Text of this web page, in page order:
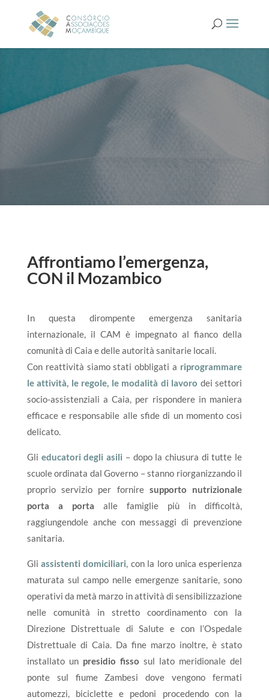
Affrontiamo l’emergenza,
CON il Mozambico
In questa dirompente emergenza sanitaria
internazionale, il CAM è impegnato al fianco della
comunità di Caia e delle autorità sanitarie locali.
Con reattività siamo stati obbligati a riprogrammare
le attività, le regole, le modalità di lavoro dei settori
socio-assistenziali a Caia, per rispondere in maniera
efficace e responsabile alle sfide di un momento così
delicato.
Gli educatori degli asili – dopo la chiusura di tutte le
scuole ordinata dal Governo – stanno riorganizzando il
proprio servizio per fornire supporto nutrizionale
porta a porta alle famiglie più in difficoltà,
raggiungendole anche con messaggi di prevenzione
sanitaria.
Gliassistenti domiciliari, con la loro unica esperienza
maturata sul campo nelle emergenze sanitarie, sono
operativi da metà marzo in attività di sensibilizzazione
nelle comunità in stretto coordinamento con la
Direzione Distrettuale di Salute e con l’Ospedale
Distrettuale di Caia. Da fine marzo inoltre, è stato
installato un presidio fisso sul lato meridionale del
ponte sul fiume Zambesi dove vengono fermati
automezzi, biciclette e pedoni procedendo con la